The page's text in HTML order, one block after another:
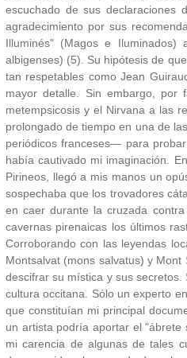
escuchado de sus declaraciones
agradecimiento por sus
Illuminés" (Magos e
albigenses) (5). Su hipótesis de
tan respetables como Jean
mayor detalle. Sin embargo,
metempsicosis y el Nirvana a las
prolongado de tiempo en una de
periódicos franceses— para
había cautivado mi imaginación.
Pirineos, llegó a mis manos un
sospechaba que los trovadores
en caer durante la cruzada
cavernas pirenaicas los últimos
Corroborando con las leyendas
Montsalvat (mons salvatus) y
descifrar su mística y sus
cultura occitana. Sólo un experto
que constituían mi principal
un artista podría aportar el
mi carencia de algunas de tales